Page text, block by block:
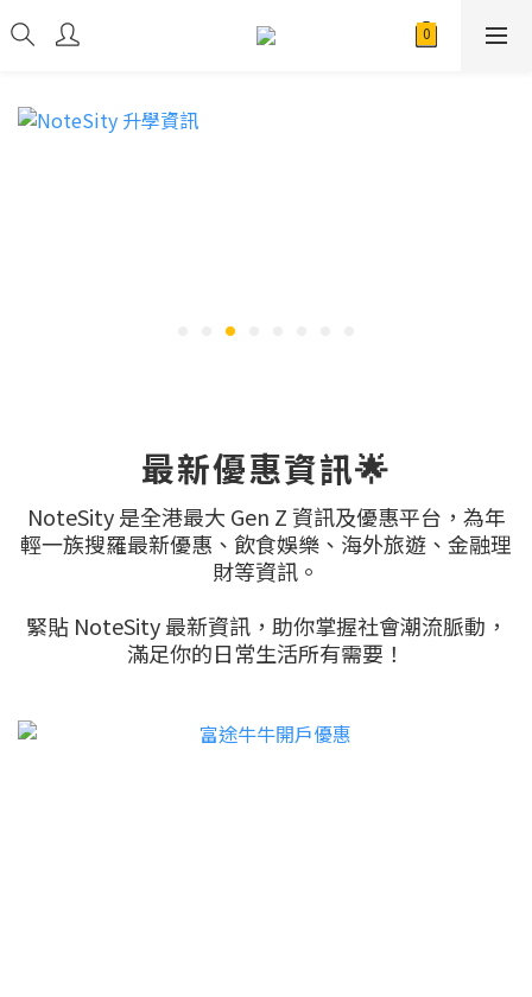
最新優惠資訊🌟
NoteSity 是全港最大 Gen Z 資訊及優惠平台，為年
輕一族搜羅最新優惠、飲食娛樂、海外旅遊、金融理
財等資訊。
緊貼 NoteSity 最新資訊，助你掌握社會潮流脈動，
滿足你的日常生活所有需要！